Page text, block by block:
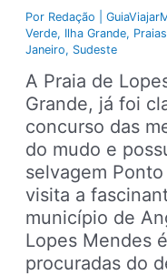
Por Redação |
Verde, Ilha Grande, Praias
Janeiro, Sudeste
A Praia de
Grande, já foi
concurso das
do mudo e
selvagem
visita a
município de
Lopes Mendes
procuradas do